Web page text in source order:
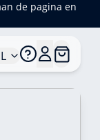
de pagina en